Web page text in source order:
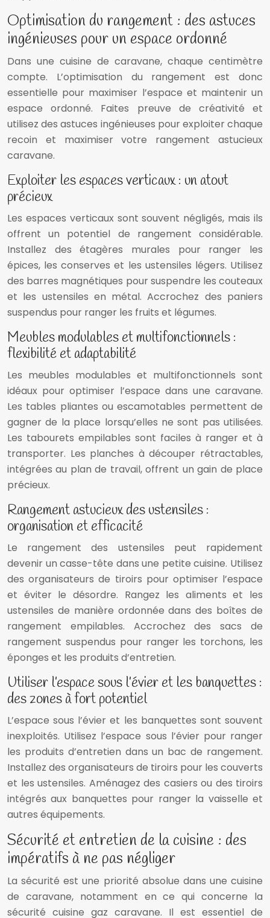
Optimisation du rangement : des astuces
ingénieuses pour un espace ordonné
Dans une cuisine de caravane, chaque centimètre
compte. L’optimisation du rangement est donc
essentielle pour maximiser l’espace et maintenir un
espace ordonné. Faites preuve de créativité et
utilisez des astuces ingénieuses pour exploiter chaque
recoin et maximiser votre rangement astucieux
caravane.
Exploiter les espaces verticaux : un atout
précieux
Les espaces verticaux sont souvent négligés, mais ils
offrent un potentiel de rangement considérable.
Installez des étagères murales pour ranger les
épices, les conserves et les ustensiles légers. Utilisez
des barres magnétiques pour suspendre les couteaux
et les ustensiles en métal. Accrochez des paniers
suspendus pour ranger les fruits et légumes.
Meubles modulables et multifonctionnels :
flexibilité et adaptabilité
Les meubles modulables et multifonctionnels sont
idéaux pour optimiser l’espace dans une caravane.
Les tables pliantes ou escamotables permettent de
gagner de la place lorsqu’elles ne sont pas utilisées.
Les tabourets empilables sont faciles à ranger et à
transporter. Les planches à découper rétractables,
intégrées au plan de travail, offrent un gain de place
précieux.
Rangement astucieux des ustensiles :
organisation et efficacité
Le rangement des ustensiles peut rapidement
devenir un casse-tête dans une petite cuisine. Utilisez
des organisateurs de tiroirs pour optimiser l’espace
et éviter le désordre. Rangez les aliments et les
ustensiles de manière ordonnée dans des boîtes de
rangement empilables. Accrochez des sacs de
rangement suspendus pour ranger les torchons, les
éponges et les produits d’entretien.
Utiliser l’espace sous l’évier et les banquettes :
des zones à fort potentiel
L’espace sous l’évier et les banquettes sont souvent
inexploités. Utilisez l’espace sous l’évier pour ranger
les produits d’entretien dans un bac de rangement.
Installez des organisateurs de tiroirs pour les couverts
et les ustensiles. Aménagez des casiers ou des tiroirs
intégrés aux banquettes pour ranger la vaisselle et
autres équipements.
Sécurité et entretien de la cuisine : des
impératifs à ne pas négliger
La sécurité est une priorité absolue dans une cuisine
de caravane, notamment en ce qui concerne la
sécurité cuisine gaz caravane. Il est essentiel de